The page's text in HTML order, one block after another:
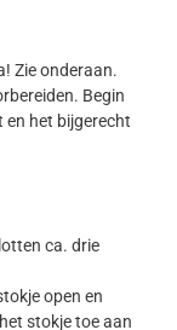
Zie onderaan.
Begin
en het bijgerecht
ca. drie
open en
stokje toe aan